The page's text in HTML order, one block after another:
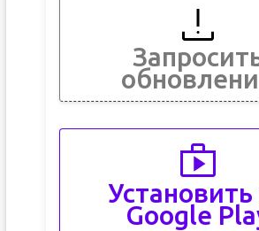
Установить
Google